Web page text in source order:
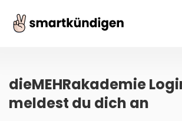
dieMEHRakademie
meldest du dich an